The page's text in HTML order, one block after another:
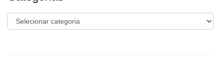
Categorias